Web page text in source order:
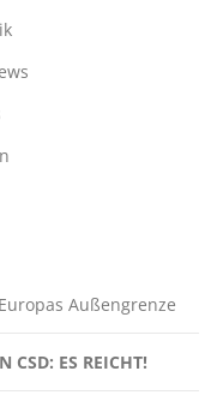
Außengrenze
CSD: ES REICHT!